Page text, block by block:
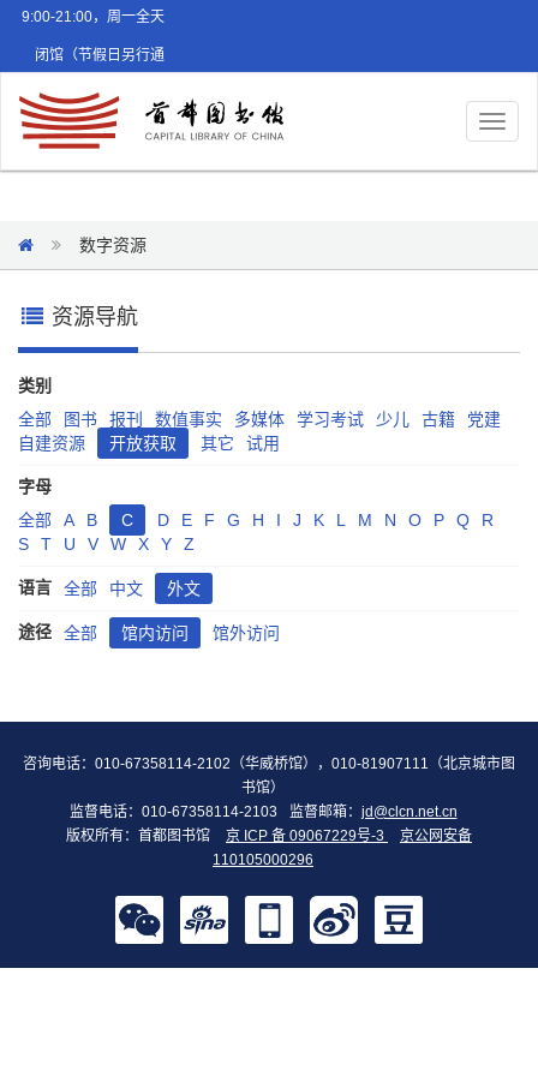
9:00-21:00，周一全天
闭馆（节假日另行通
数字资源
资源导航
类别
全部
图书 报刊 数值事实 多媒体 学习考试 少儿 古籍
党建
自建资源
开放获取 其它 试用
字母
全部
A B C D E F G H I J K L M N O P Q
R
S
T U V W X Y Z
语言 全部 中文 外文
途径 全部 馆内访问 馆外访问
咨询电话：010-67358114-2102（华威桥馆），010-81907111（北京城市图
书馆）
监督电话：010-67358114-2103
监督邮箱： jd@clcn.net.cn
版权所有：首都图书馆
京 ICP 备 09067229号-3
京公网安备
110105000296